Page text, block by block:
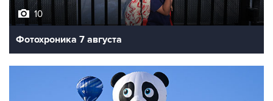
10
Фотохроника 7 августа